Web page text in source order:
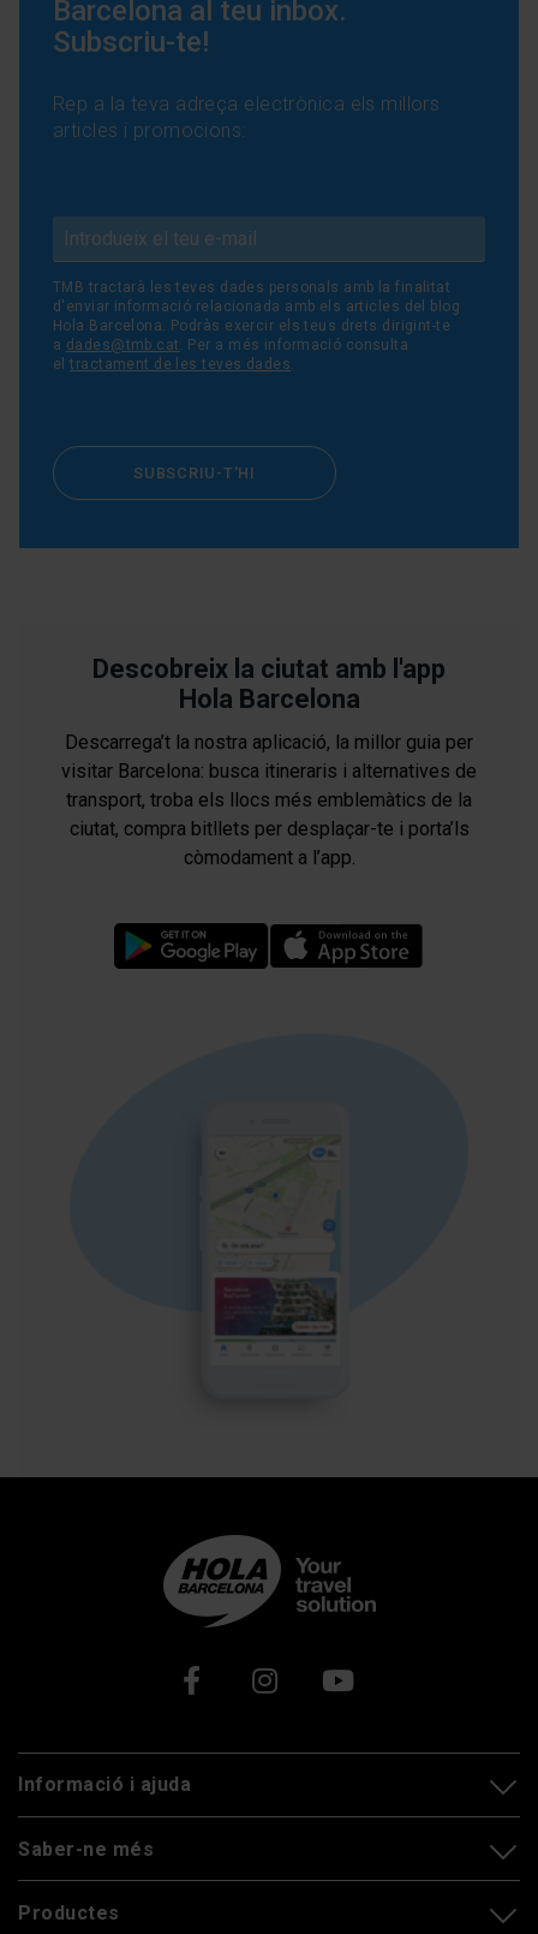
Barcelona al teu inbox.
Subscriu-te!
Rep a la teva adreça electrònica els millors
articles i promocions:
TMB tractarà les teves dades personals amb la finalitat
d'enviar informació relacionada amb els articles del blog
Hola Barcelona. Podràs exercir els teus drets dirigint-te
a dades@tmb.cat . Per a més informació consulta
eltractament de les teves dades.
SUBSCRIU-T'HI
Descobreix la ciutat amb l'app
Hola Barcelona
Descarrega’t la nostra aplicació, la millor guia per
visitar Barcelona: busca itineraris i alternatives de
transport, troba els llocs més emblemàtics de la
ciutat, compra bitllets per desplaçar-te i porta’ls
còmodament a l’app.
Xarxes socials
Informació i ajuda
Saber-ne més
Productes